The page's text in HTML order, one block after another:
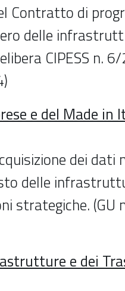
Contratto di
delle
CIPESS n.
e del Made in
dei dati
delle
strategiche.
e dei